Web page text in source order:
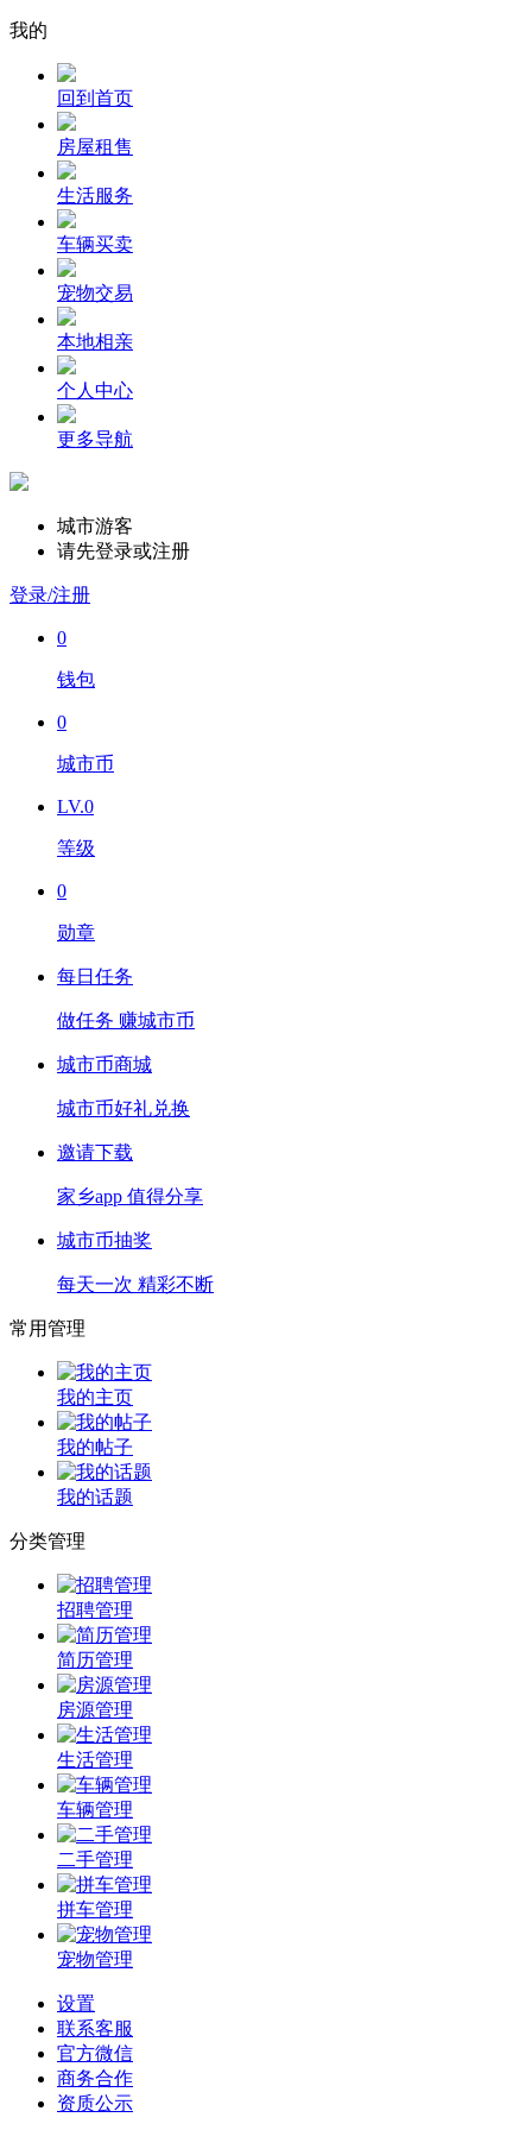
我的
回到首页
房屋租售
生活服务
车辆买卖
宠物交易
本地相亲
个人中心
更多导航
城市游客
请先登录或注册
登录/注册
0
钱包
0
城市币
LV.0
等级
0
勋章
每日任务
做任务 赚城市币
城市币商城
城市币好礼兑换
邀请下载
家乡app 值得分享
城市币抽奖
每天一次 精彩不断
常用管理
我的主页
我的帖子
我的话题
分类管理
招聘管理
简历管理
房源管理
生活管理
车辆管理
二手管理
拼车管理
宠物管理
设置
联系客服
官方微信
商务合作
资质公示